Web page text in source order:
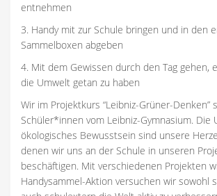
entnehmen
3. Handy mit zur Schule bringen und in den
Sammelboxen abgeben
4. Mit dem Gewissen durch den Tag gehen,
die Umwelt getan zu haben
Wir im Projektkurs “Leibniz-Grüner-Denken”
Schüler*innen vom Leibniz-Gymnasium. Die
ökologisches Bewusstsein sind unsere
denen wir uns an der Schule in unseren
beschäftigen. Mit verschiedenen Projekten
Handysammel-Aktion versuchen wir sowohl